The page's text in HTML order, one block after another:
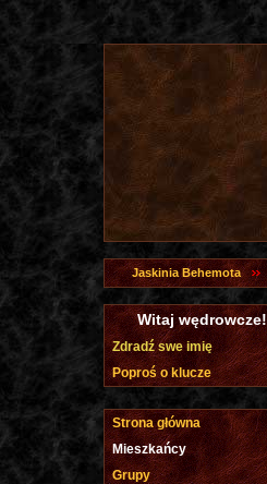
Jaskinia Behemota
Witaj wędrowcze!
Zdradź swe imię
Poproś o klucze
Strona główna
Mieszkańcy
Grupy